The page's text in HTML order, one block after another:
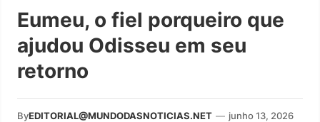
Eumeu, o fiel porqueiro que
ajudou Odisseu em seu
retorno
ByEDITORIAL@MUNDODASNOTICIAS.NET — junho 13, 2026